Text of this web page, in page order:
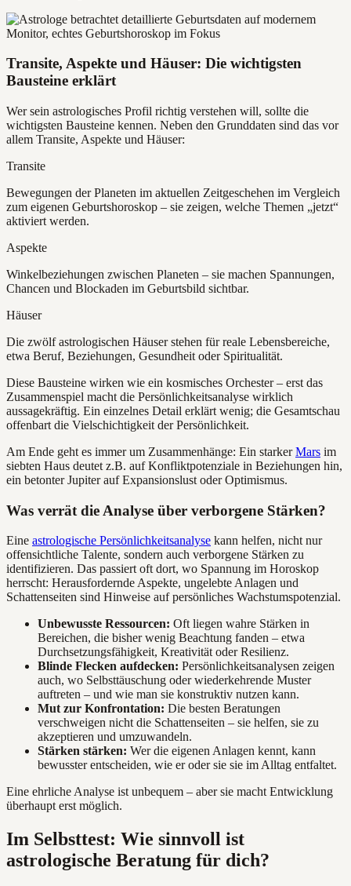
Transite, Aspekte und Häuser: Die wichtigsten
Bausteine erklärt
Wer sein astrologisches Profil richtig verstehen will, sollte die
wichtigsten Bausteine kennen. Neben den Grunddaten sind das vor
allem Transite, Aspekte und Häuser:
Transite
Bewegungen der Planeten im aktuellen Zeitgeschehen im Vergleich
zum eigenen Geburtshoroskop – sie zeigen, welche Themen „jetzt“
aktiviert werden.
Aspekte
Winkelbeziehungen zwischen Planeten – sie machen Spannungen,
Chancen und Blockaden im Geburtsbild sichtbar.
Häuser
Die zwölf astrologischen Häuser stehen für reale Lebensbereiche,
etwa Beruf, Beziehungen, Gesundheit oder Spiritualität.
Diese Bausteine wirken wie ein kosmisches Orchester – erst das
Zusammenspiel macht die Persönlichkeitsanalyse wirklich
aussagekräftig. Ein einzelnes Detail erklärt wenig; die Gesamtschau
offenbart die Vielschichtigkeit der Persönlichkeit.
Am Ende geht es immer um Zusammenhänge: Ein starkerMars im
siebten Haus deutet z.B. auf Konfliktpotenziale in Beziehungen hin,
ein betonter Jupiter auf Expansionslust oder Optimismus.
Was verrät die Analyse über verborgene Stärken?
Eine astrologische Persönlichkeitsanalyse kann helfen, nicht nur
offensichtliche Talente, sondern auch verborgene Stärken zu
identifizieren. Das passiert oft dort, wo Spannung im Horoskop
herrscht: Herausfordernde Aspekte, ungelebte Anlagen und
Schattenseiten sind Hinweise auf persönliches Wachstumspotenzial.
Unbewusste Ressourcen: Oft liegen wahre Stärken in
Bereichen, die bisher wenig Beachtung fanden – etwa
Durchsetzungsfähigkeit, Kreativität oder Resilienz.
Blinde Flecken aufdecken: Persönlichkeitsanalysen zeigen
auch, wo Selbsttäuschung oder wiederkehrende Muster
auftreten – und wie man sie konstruktiv nutzen kann.
Mut zur Konfrontation: Die besten Beratungen
verschweigen nicht die Schattenseiten – sie helfen, sie zu
akzeptieren und umzuwandeln.
Stärken stärken: Wer die eigenen Anlagen kennt, kann
bewusster entscheiden, wie er oder sie sie im Alltag entfaltet.
Eine ehrliche Analyse ist unbequem – aber sie macht Entwicklung
überhaupt erst möglich.
Im Selbsttest: Wie sinnvoll ist
astrologische Beratung für dich?